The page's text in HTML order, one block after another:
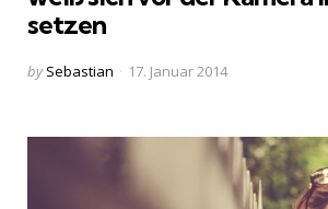
setzen
Posted
by Sebastian 17. Januar 2014